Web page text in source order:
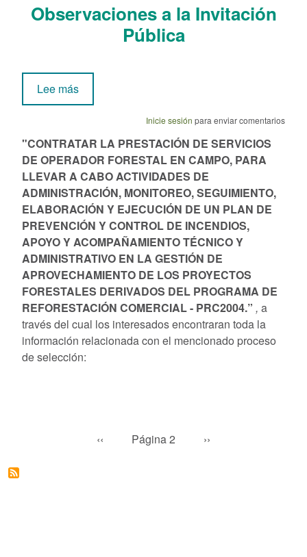
Observaciones a la Invitación
Pública
Lee mássobre Invitación Privada No. 07-2024
Inicie sesión para enviar comentarios
"CONTRATAR LA PRESTACIÓN DE SERVICIOS
DE OPERADOR FORESTAL EN CAMPO, PARA
LLEVAR A CABO ACTIVIDADES DE
ADMINISTRACIÓN, MONITOREO, SEGUIMIENTO,
ELABORACIÓN Y EJECUCIÓN DE UN PLAN DE
PREVENCIÓN Y CONTROL DE INCENDIOS,
APOYO Y ACOMPAÑAMIENTO TÉCNICO Y
ADMINISTRATIVO EN LA GESTIÓN DE
APROVECHAMIENTO DE LOS PROYECTOS
FORESTALES DERIVADOS DEL PROGRAMA DE
REFORESTACIÓN COMERCIAL - PRC2004.” , a
través del cual los interesados encontraran toda la
información relacionada con el mencionado proceso
de selección:
Página anterior
‹‹ Página 2 Siguiente página
››